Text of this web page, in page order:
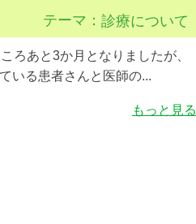
テーマ： 診療について
ろあと3か月となりましたが、
いる患者さんと医師の...
もっと見る